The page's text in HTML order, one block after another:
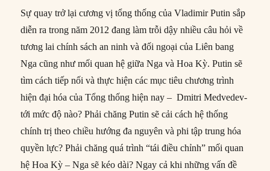
Sự quay trở lại cương vị tổng thống của Vladimir Putin sắp
diễn ra trong năm 2012 đang làm trỗi dậy nhiều câu hỏi về
tương lai chính sách an ninh và đối ngoại của Liên bang
Nga cũng như mối quan hệ giữa Nga và Hoa Kỳ. Putin sẽ
tìm cách tiếp nối và thực hiện các mục tiêu chương trình
hiện đại hóa của Tổng thống hiện nay – Dmitri Medvedev-
tới mức độ nào? Phải chăng Putin sẽ cải cách hệ thống
chính trị theo chiều hướng đa nguyên và phi tập trung hóa
quyền lực? Phải chăng quá trình “tái điều chỉnh” mối quan
hệ Hoa Kỳ – Nga sẽ kéo dài? Ngay cả khi những vấn đề